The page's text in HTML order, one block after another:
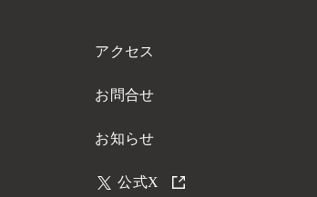
アクセス
お問合せ
お知らせ
公式X